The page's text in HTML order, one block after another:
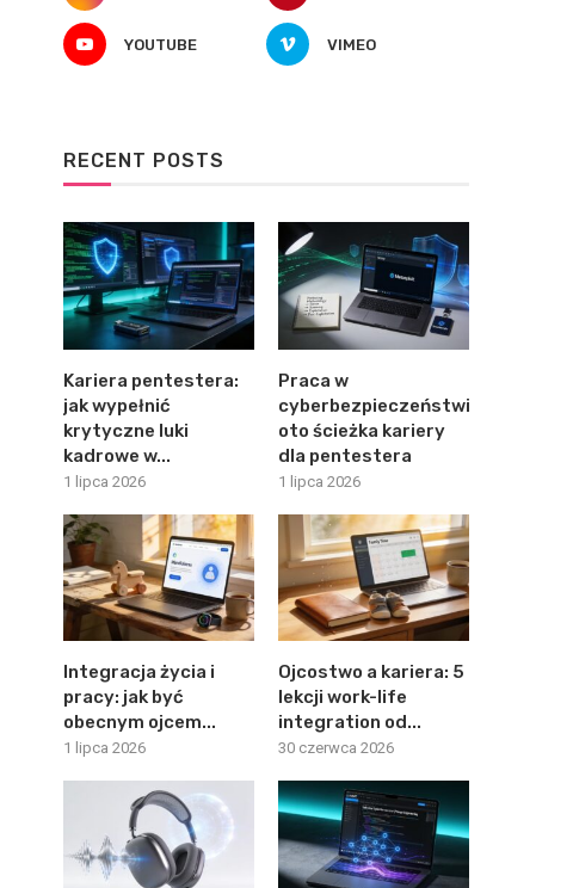
YOUTUBE VIMEO
RECENT POSTS
Kariera pentestera:
jak wypełnić
krytyczne luki
kadrowe w...
1 lipca 2026
Praca w
cyberbezpieczeństwie:
oto ścieżka kariery
dla pentestera
1 lipca 2026
Integracja życia i
pracy: jak być
obecnym ojcem...
1 lipca 2026
Ojcostwo a kariera: 5
lekcji work-life
integration od...
30 czerwca 2026